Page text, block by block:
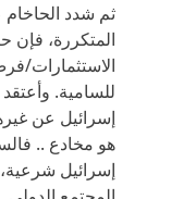
ثم شدد الحاخام
للسامية.
إسرائيل عن
هو مخادع ..
إسرائيل